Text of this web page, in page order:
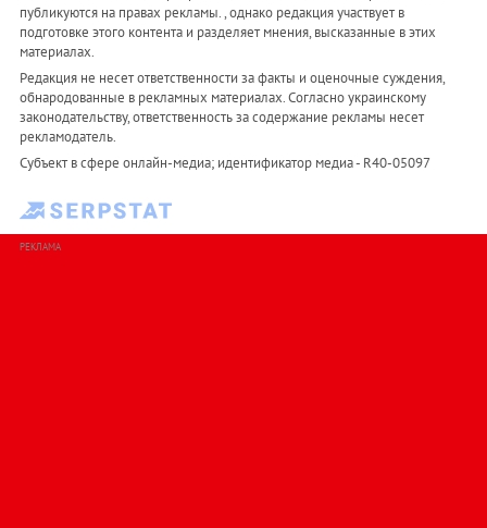
публикуются на правах рекламы. , однако редакция участвует в
подготовке этого контента и разделяет мнения, высказанные в этих
материалах.
Редакция не несет ответственности за факты и оценочные суждения,
обнародованные в рекламных материалах. Согласно украинскому
законодательству, ответственность за содержание рекламы несет
рекламодатель.
Субъект в сфере онлайн-медиа; идентификатор медиа - R40-05097
РЕКЛАМА